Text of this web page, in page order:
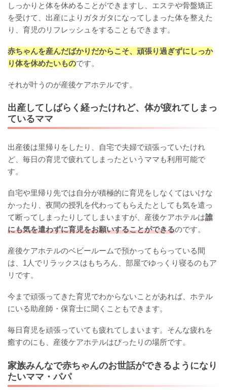
しっかりと体を休めることができますし、エステや骨盤矯正
を受けて、出産によりガタガタになってしまった体を整えた
り、育児のリフレッシュをすることもできます。
赤ちゃんを産んだばかりだからこそ、頑張り過ぎずにしっか
り体を休めたいものです。
それが叶うのが産後ケアホテルです。
出産してしばらく経ったけれど、体が疲れてしまっ
ているママ
出産後は里帰りをしたり、自宅で夫婦で頑張っていたけれ
ど、毎日の育児で疲れてしまったというママも利用可能で
す。
自宅や里帰り先では自分が積極的に育児をしなくてはいけな
かったり、夜間の授乳を代わってもらえたとしても気を遣っ
て断ってしまったりしてしまいますが、産後ケアホテルは誰
にも気を遣わずに育児をお願いすることができるのです。
産後ケアホテルのベビールームで預かってもらっている間
は、1人でリラックスはもちろん、部屋でゆっくり寝るのもア
リです。
今まで頑張ってきた育児でわからないことがあれば、ホテル
にいる助産師・保育士に聞くこともできます。
毎日育児を頑張っていても疲れてしまいます。そんな疲れを
癒すのにも、産後ケアホテルはぴったりの場所です。
家族みんなで赤ちゃんのお世話ができるようになり
たいママ・パパ